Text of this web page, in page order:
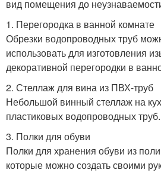
вид помещения до
1. Перегородка в ванной комнате
Обрезки водопроводных труб
использовать для изготовления
декоративной перегородки в
2. Стеллаж для вина из ПВХ-труб
Небольшой винный стеллаж на
пластиковых водопроводных труб.
3. Полки для обуви
Полки для хранения обуви из
которые можно создать своими